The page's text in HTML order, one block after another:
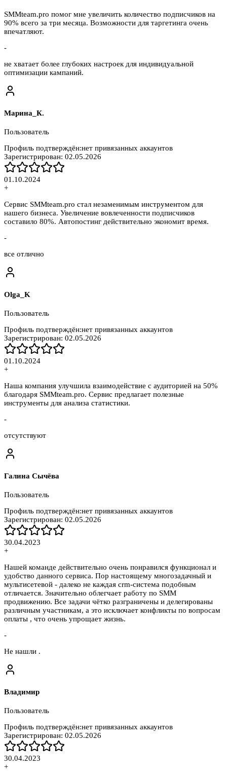
SMMteam.pro помог мне увеличить количество подписчиков на
90% всего за три месяца. Возможности для таргетинга очень
впечатляют.
-
не хватает более глубоких настроек для индивидуальной
оптимизации кампаний.
Марина_К.
Пользователь
Профиль подтверждён:нет привязанных аккаунтов
Зарегистрирован: 02.05.2026
01.10.2024
+
Сервис SMMteam.pro стал незаменимым инструментом для
нашего бизнеса. Увеличение вовлеченности подписчиков
составило 80%. Автопостинг действительно экономит время.
-
все отлично
Olga_K
Пользователь
Профиль подтверждён:нет привязанных аккаунтов
Зарегистрирован: 02.05.2026
01.10.2024
+
Наша компания улучшила взаимодействие с аудиторией на 50%
благодаря SMMteam.pro. Сервис предлагает полезные
инструменты для анализа статистики.
-
отсутствуют
Галина Сычёва
Пользователь
Профиль подтверждён:нет привязанных аккаунтов
Зарегистрирован: 02.05.2026
30.04.2023
+
Нашей команде действительно очень понравился функционал и
удобство данного сервиса. Пор настоящему многозадачный и
мультисетевой - далеко не каждая сrm-система подобным
отличается. Значительно облегчает работу по SMM
продвижению. Все задачи чётко разграничены и делегированы
различным участникам, а это исключает конфликты по вопросам
оплаты , что очень упрощает жизнь.
-
Не нашли .
Владимир
Пользователь
Профиль подтверждён:нет привязанных аккаунтов
Зарегистрирован: 02.05.2026
30.04.2023
+